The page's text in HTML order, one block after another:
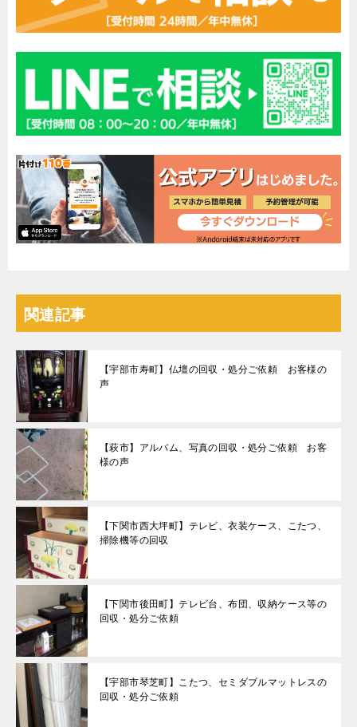
関連記事
【宇部市寿町】仏壇の回収・処分ご依頼 お客様の
声
【萩市】アルバム、写真の回収・処分ご依頼 お客
様の声
【下関市西大坪町】テレビ、衣装ケース、こたつ、
掃除機等の回収
【下関市後田町】テレビ台、布団、収納ケース等の
回収・処分ご依頼
【宇部市琴芝町】こたつ、セミダブルマットレスの
回収・処分ご依頼